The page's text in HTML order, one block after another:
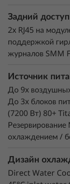
Задний доступ
2x RJ45 на
поддержкой
журналов SMM
Источник
До 9x
До 3x блоков
(7200 Вт) 80+
охлаждением /
Дизайн
Direct Water